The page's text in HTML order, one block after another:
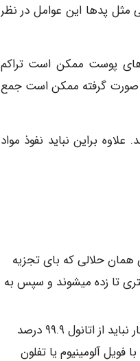
مثل پدها این عوامل در نظر
های پوست ممکن است تراکم
صورت گرفته ممکن است جمع
براین نباید نفوذ مواد
سانتیمتری می باشد که برای همان حلالی که بای تجزیه
می گردند. قطعات مربع شکل دوباره به شکل مربعات ۵×۵ سانتیمتری تا زده میشوند و سپس به
قطعات پاک کننده را در یک ظرف شیشه ای آغشته با اتانول ۹۵ درصد قرار می دهند. برای این کار نباید از اتانول ۹۹.۹ درصد
آلومینیوم یا تفلون